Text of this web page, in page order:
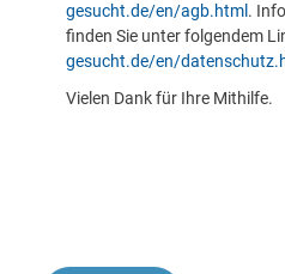
gesucht.de/en/agb.html .
finden Sie unter folgendem
gesucht.de/en/
Vielen Dank für Ihre Mithilfe.